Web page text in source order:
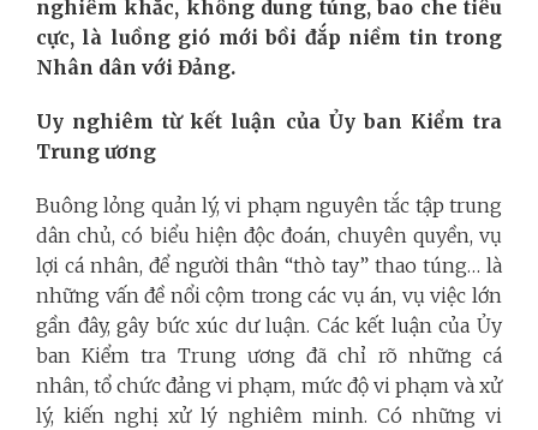
nghiêm khắc, không dung túng, bao che tiêu
cực, là luồng gió mới bồi đắp niềm tin trong
Nhân dân với Đảng.
Uy nghiêm từ kết luận của Ủy ban Kiểm tra
Trung ương
Buông lỏng quản lý, vi phạm nguyên tắc tập trung
dân chủ, có biểu hiện độc đoán, chuyên quyền, vụ
lợi cá nhân, để người thân “thò tay” thao túng… là
những vấn đề nổi cộm trong các vụ án, vụ việc lớn
gần đây, gây bức xúc dư luận. Các kết luận của Ủy
ban Kiểm tra Trung ương đã chỉ rõ những cá
nhân, tổ chức đảng vi phạm, mức độ vi phạm và xử
lý, kiến nghị xử lý nghiêm minh. Có những vi